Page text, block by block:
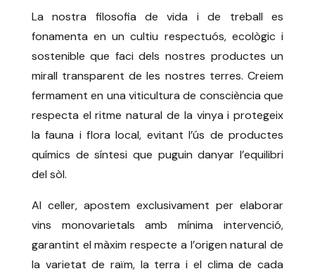
La nostra filosofia de vida i de treball es
fonamenta en un cultiu respectuós, ecològic i
sostenible que faci dels nostres productes un
mirall transparent de les nostres terres. Creiem
fermament en una viticultura de consciència que
respecta el ritme natural de la vinya i protegeix
la fauna i flora local, evitant l’ús de productes
químics de síntesi que puguin danyar l’equilibri
del sòl.
Al celler, apostem exclusivament per elaborar
vins monovarietals amb mínima intervenció,
garantint el màxim respecte a l’origen natural de
la varietat de raïm, la terra i el clima de cada